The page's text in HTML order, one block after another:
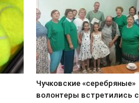
Чучковские «серебряные»
волонтеры встретились с